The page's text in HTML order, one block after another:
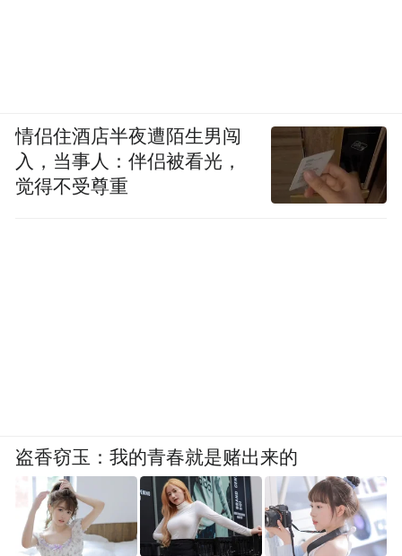
情侣住酒店半夜遭陌生男闯
入，当事人：伴侣被看光，
觉得不受尊重
盗香窃玉：我的青春就是赌出来的